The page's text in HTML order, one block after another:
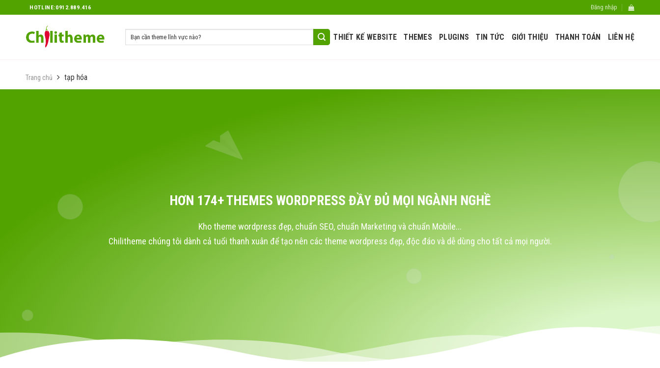
to
HOTLINE:0912.889.416 Đăng nhập
THIẾT KẾ WEBSITE THEMES PLUGINS TIN TỨC GIỚI THIỆU THANH TOÁN LIÊN HỆ
Trang chủ tạp hóa
HƠN 174+ THEMES WORDPRESS ĐẦY ĐỦ MỌI NGÀNH NGHỀ
Kho theme wordpress đẹp, chuẩn SEO, chuẩn Marketing và chuẩn Mobile...
Chilitheme chúng tôi dành cả tuổi thanh xuân để tạo nên các theme wordpress đẹp, độc đáo và dễ dùng cho tất cả mọi người.